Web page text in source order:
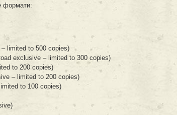
формати:
limited to 500 copies)
exclusive – limited to 300 copies)
to 200 copies)
– limited to 200 copies)
to 100 copies)